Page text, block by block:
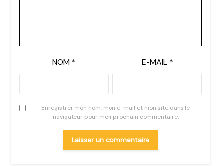
NOM * E-MAIL *
Enregistrer mon nom, mon e-mail et mon site dans le
navigateur pour mon prochain commentaire.